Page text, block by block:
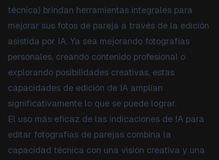
técnica) brindan herramientas integrales para
mejorar sus fotos de pareja a través de la edición
asistida por IA. Ya sea mejorando fotografías
personales, creando contenido profesional o
explorando posibilidades creativas, estas
capacidades de edición de IA amplían
significativamente lo que se puede lograr.
El uso más eficaz de las indicaciones de IA para
editar fotografías de parejas combina la
capacidad técnica con una visión creativa y una